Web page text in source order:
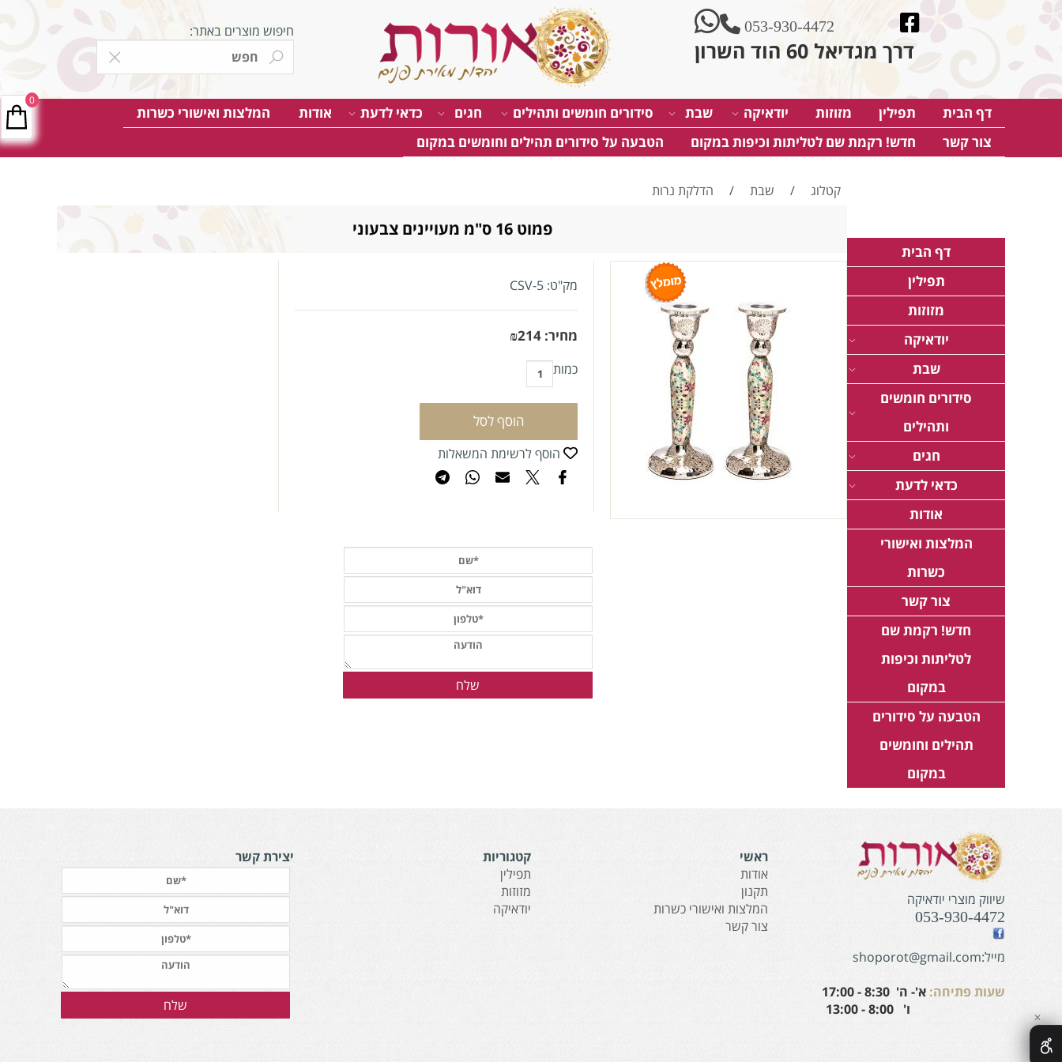
053-930-4472
דרך מגדיאל 60 הוד השרון
חיפוש מוצרים באתר:
דף הבית תפילין מזוזות יודאיקה שבת סידורים חומשים ותהילים חגים כדאי לדעת אודות
המלצות ואישורי כשרות
צור קשר
חדש! רקמת שם לטליתות וכיפות במקום הטבעה על סידורים תהילים וחומשים במקום
דף הבית
תפילין
מזוזות
יודאיקה
שבת
סידורים חומשים
ותהילים
חגים
כדאי לדעת
אודות
המלצות ואישורי
כשרות
צור קשר
חדש! רקמת שם
לטליתות וכיפות
במקום
הטבעה על סידורים
תהילים וחומשים
במקום
קטלוג / שבת / הדלקת נרות
פמוט 16 ס"מ מעויינים צבעוני
מק"ט: CSV-5
מחיר: ₪214
כמות
הוסף לסל
הוסף לרשימת המשאלות
0
שיווק מוצרי יודאיקה
053-930-4472
מייל:shoporot@gmail.com
שעות פתיחה: א'- ה' 8:30 - 17:00
ו' 8:00 - 13:00
ראשי
אודות
תקנון
המלצות ואישורי כשרות
צור קשר
קטגוריות
תפילין
מזוזות
יודאיקה
יצירת קשר
✕